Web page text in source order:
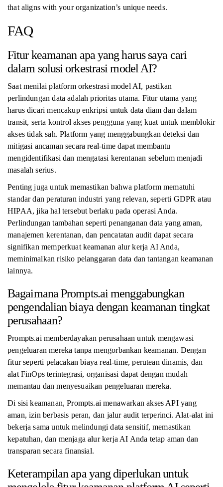
that aligns with your organization’s unique needs.
FAQ
Fitur keamanan apa yang harus saya cari
dalam solusi orkestrasi model AI?
Saat menilai platform orkestrasi model AI, pastikan
perlindungan data adalah prioritas utama. Fitur utama yang
harus dicari mencakup enkripsi untuk data diam dan dalam
transit, serta kontrol akses pengguna yang kuat untuk memblokir
akses tidak sah. Platform yang menggabungkan deteksi dan
mitigasi ancaman secara real-time dapat membantu
mengidentifikasi dan mengatasi kerentanan sebelum menjadi
masalah serius.
Penting juga untuk memastikan bahwa platform mematuhi
standar dan peraturan industri yang relevan, seperti GDPR atau
HIPAA, jika hal tersebut berlaku pada operasi Anda.
Perlindungan tambahan seperti penanganan data yang aman,
manajemen kerentanan, dan pencatatan audit dapat secara
signifikan memperkuat keamanan alur kerja AI Anda,
meminimalkan risiko pelanggaran data dan tantangan keamanan
lainnya.
Bagaimana Prompts.ai menggabungkan
pengendalian biaya dengan keamanan tingkat
perusahaan?
Prompts.ai memberdayakan perusahaan untuk mengawasi
pengeluaran mereka tanpa mengorbankan keamanan. Dengan
fitur seperti pelacakan biaya real-time, perutean dinamis, dan
alat FinOps terintegrasi, organisasi dapat dengan mudah
memantau dan menyesuaikan pengeluaran mereka.
Di sisi keamanan, Prompts.ai menawarkan akses API yang
aman, izin berbasis peran, dan jalur audit terperinci. Alat-alat ini
bekerja sama untuk melindungi data sensitif, memastikan
kepatuhan, dan menjaga alur kerja AI Anda tetap aman dan
transparan secara finansial.
Keterampilan apa yang diperlukan untuk